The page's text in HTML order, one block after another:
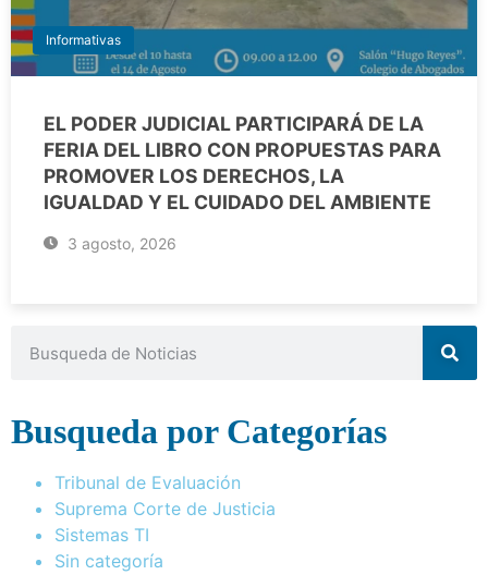
Informativas
EL PODER JUDICIAL PARTICIPARÁ DE LA
FERIA DEL LIBRO CON PROPUESTAS PARA
PROMOVER LOS DERECHOS, LA
IGUALDAD Y EL CUIDADO DEL AMBIENTE
3 agosto, 2026
Busqueda por Categorías
Tribunal de Evaluación
Suprema Corte de Justicia
Sistemas TI
Sin categoría